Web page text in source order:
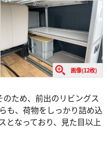
画像(12枚)
ため、前出のリビングス
も、荷物をしっかり詰め込
となっており、見た目以上